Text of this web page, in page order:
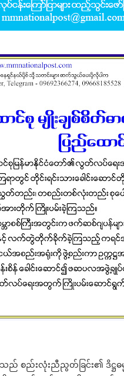
ည် စည်းလုံးညီညွတ်ခြင်း၏ ဒိဋ္ဌဓမ္